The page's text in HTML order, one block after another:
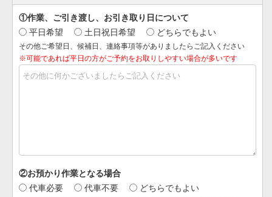
①作業、ご引き渡し、お引き取り日について
平日希望
土日祝日希望 どちらでもよい
その他ご希望日、候補日、連絡事項等がありましたらご記入ください
※可能であれば平日の方がご予約をお取りしやすい場合が多いです
②お預かり作業となる場合
代車必要
代車不要 どちらでもよい